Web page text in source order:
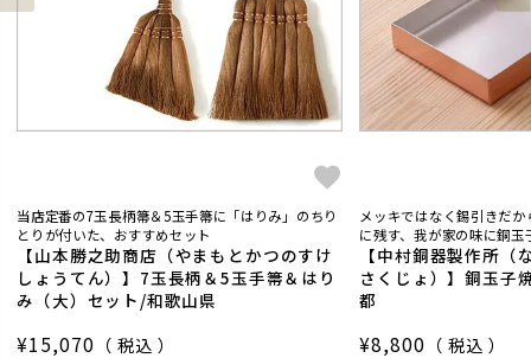
当店定番の7玉長柄箒＆5玉手箒に「はりみ」のちり
とりが付いた、おすすめセット
【山本勝之助商店（やまもとかつのすけ
しょうてん）】7玉長柄＆5玉手箒＆はり
み（大）セット/和歌山県
¥15,070 税込
メッキではなく錫引きだ
に残す、我が家の味に
【中村銅器製作所（
さくじょ）】銅玉
都
¥8,800 税込